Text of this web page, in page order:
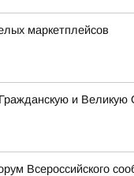
маркетплейсов
и Великую
Всероссийского